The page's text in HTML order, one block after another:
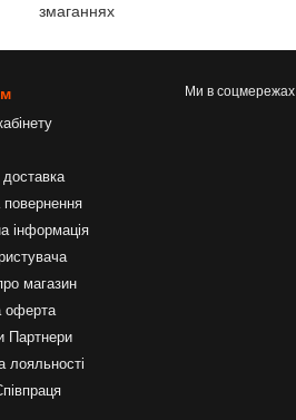
змаганнях
повернення
інформація
магазин
оферта
Партнери
лояльності
Ми в соцмережах